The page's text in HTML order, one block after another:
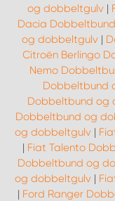
og dobbeltgulv |
Dacia
og dobbeltgulv|
Citroën Berlingo
Nemo
Dobbeltbund
Dobbeltbund og
Dobbeltbund og
og dobbeltgulv|
| Fiat Talento
Dobbeltbund og
og dobbeltgulv |
| Ford Ranger